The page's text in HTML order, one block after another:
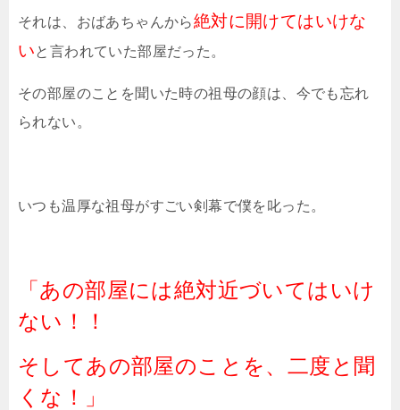
それは、おばあちゃんから絶対に開けてはいけな
いと言われていた部屋だった。
その部屋のことを聞いた時の祖母の顔は、今でも忘れ
られない。
いつも温厚な祖母がすごい剣幕で僕を叱った。
「あの部屋には絶対近づいてはいけ
ない！！
そしてあの部屋のことを、二度と聞
くな！」